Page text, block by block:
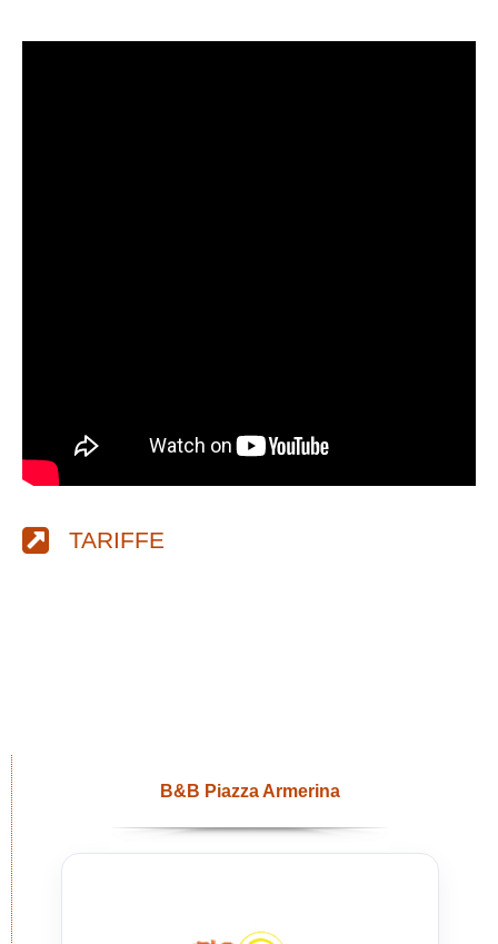
TARIFFE
B&B Piazza Armerina